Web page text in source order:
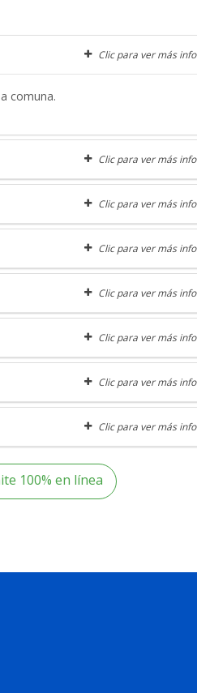
Clic para ver más info
comuna.
Clic para ver más info
Clic para ver más info
Clic para ver más info
Clic para ver más info
Clic para ver más info
Clic para ver más info
Clic para ver más info
100% en línea